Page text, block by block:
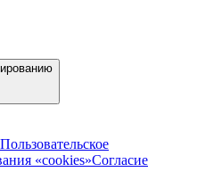
Пользовательское
«cookies»Согласие